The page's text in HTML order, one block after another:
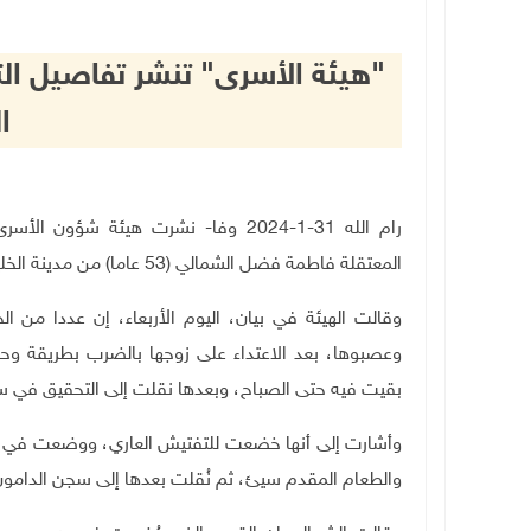
"هيئة الأسرى" تنشر تفاصيل
رام الله 31-1-2024 وفا- نشرت هيئة
المعتقلة فاطمة فضل الشمالي (53 عاما) من مدينة الخليل، والوضع المأساوي للمعتقلات القابعات في سجن الدامون.
وقالت الهيئة في بيان، اليوم الأربعاء، إن عددا من
وعصبوها، بعد الاعتداء على زوجها بالضرب بطريقة
بقيت فيه حتى الصباح، وبعدها نقلت إلى التحقيق
وأشارت إلى أنها خضعت للتفتيش العاري، ووضعت في
والطعام المقدم سيئ، ثم نُقلت بعدها إلى سجن